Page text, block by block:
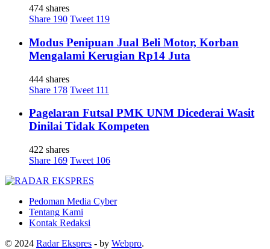
474 shares
Share 190 Tweet 119
Modus Penipuan Jual Beli Motor, Korban
Mengalami Kerugian Rp14 Juta
444 shares
Share 178 Tweet 111
Pagelaran Futsal PMK UNM Dicederai Wasit
Dinilai Tidak Kompeten
422 shares
Share 169 Tweet 106
Pedoman Media Cyber
Tentang Kami
Kontak Redaksi
© 2024 Radar Ekspres - by Webpro.